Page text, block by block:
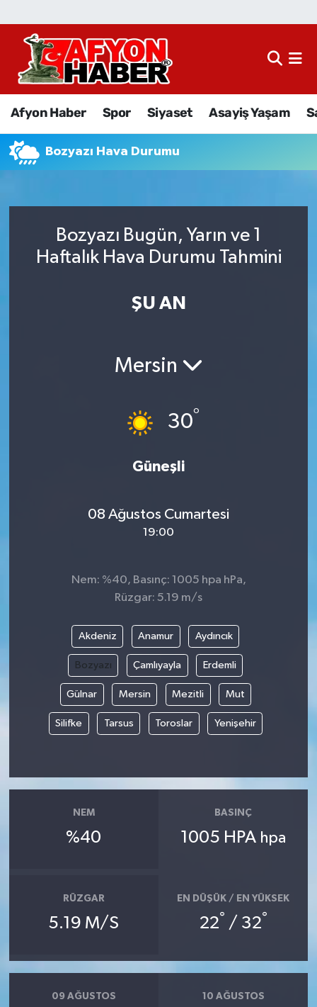
Afyon Haber Spor Siyaset Asayiş Yaşam
Bozyazı Hava Durumu
Bozyazı Bugün, Yarın ve 1
Haftalık Hava Durumu Tahmini
ŞU AN
Mersin
30°
Güneşli
08 Ağustos Cumartesi
19:00
Nem: %40, Basınç: 1005 hpa hPa,
Rüzgar: 5.19 m/s
Akdeniz Anamur Aydıncık
Bozyazı Çamlıyayla Erdemli
Gülnar Mersin Mezitli Mut
Silifke Tarsus Toroslar Yenişehir
NEM
%40
BASINÇ
1005 HPA hpa
RÜZGAR
5.19 M/S
EN DÜŞÜK / EN YÜKSEK
22° / 32°
09 AĞUSTOS 10 AĞUSTOS
Afyon Haber
Asayiş Yaşam
Eğitim